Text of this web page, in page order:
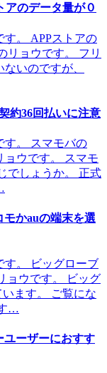
アのデータ量が０
。 APPストアの
リョウです。 フリ
いのですが、
約36回払いに注意
す。 スマモバの
ョウです。 スマモ
でしょうか。 正式
かauの端末を選
す。 ビッグローブ
ョウです。 ビッグ
ます。 ご覧にな
…
ユーザーにおすす